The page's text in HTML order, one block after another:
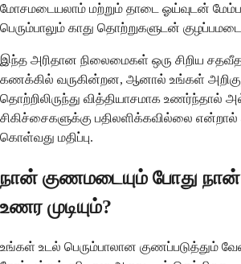
மோசமடையலாம் மற்றும் தாடை ஓய்வுடன்
பெரும்பாலும் காது தொற்றுகளுடன்
இந்த அரிதான நிலைமைகள் ஒரு சிறிய
கணக்கில் வருகின்றன, ஆனால் உங்கள்
தொற்றிலிருந்து வித்தியாசமாக உணர்ந்தால்
சிகிச்சைகளுக்கு பதிலளிக்கவில்லை என்றால்
கொள்வது மதிப்பு.
நான் குணமடையும் போது நான்
உணர முடியும்?
உங்கள் உடல் பெரும்பாலான குணப்படுத்தும்